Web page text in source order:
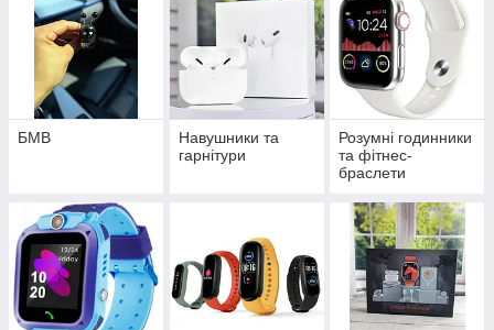
БМВ
Навушники та
гарнітури
Розумні годинники
та фітнес-
браслети